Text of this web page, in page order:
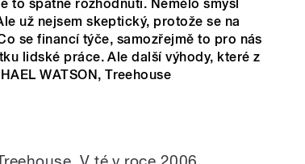
to špatné rozhodnutí. Nemělo smysl
už nejsem skeptický, protože se na
se financí týče, samozřejmě to pro nás
lidské práce. Ale další výhody, které z
WATSON, Treehouse